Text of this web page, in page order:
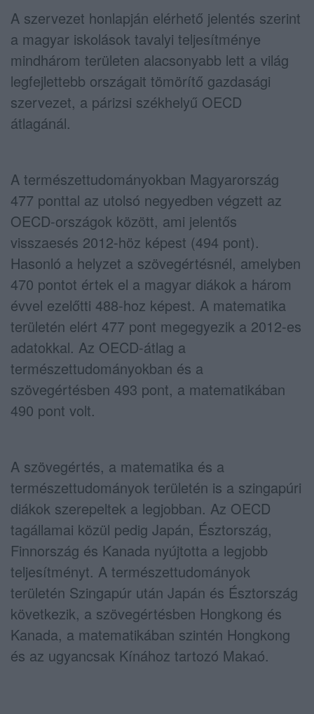
A szervezet honlapján elérhető jelentés szerint
a magyar iskolások tavalyi teljesítménye
mindhárom területen alacsonyabb lett a világ
legfejlettebb országait tömörítő gazdasági
szervezet, a párizsi székhelyű OECD
átlagánál.
A természettudományokban Magyarország
477 ponttal az utolsó negyedben végzett az
OECD-országok között, ami jelentős
visszaesés 2012-höz képest (494 pont).
Hasonló a helyzet a szövegértésnél, amelyben
470 pontot értek el a magyar diákok a három
évvel ezelőtti 488-hoz képest. A matematika
területén elért 477 pont megegyezik a 2012-es
adatokkal. Az OECD-átlag a
természettudományokban és a
szövegértésben 493 pont, a matematikában
490 pont volt.
A szövegértés, a matematika és a
természettudományok területén is a szingapúri
diákok szerepeltek a legjobban. Az OECD
tagállamai közül pedig Japán, Észtország,
Finnország és Kanada nyújtotta a legjobb
teljesítményt. A természettudományok
területén Szingapúr után Japán és Észtország
következik, a szövegértésben Hongkong és
Kanada, a matematikában szintén Hongkong
és az ugyancsak Kínához tartozó Makaó.